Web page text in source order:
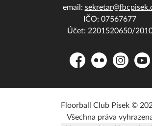
email:
IČO: 07567677
Účet: 2201520650/
FacebookFlickr Instagram
Floorball Club Písek ©
Všechna práva